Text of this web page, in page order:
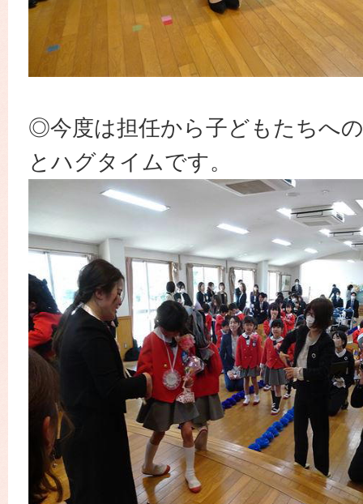
◎今度は担任から子どもたちへ
とハグタイムです。